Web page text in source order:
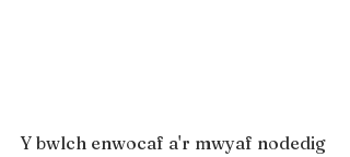
Y bwlch enwocaf a'r mwyaf nodedig